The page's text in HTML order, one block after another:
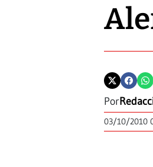
Por
03/10/2010